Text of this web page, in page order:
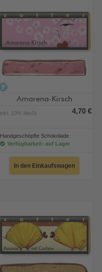
Amarena-Kirsch
inkl. 10% MwSt. 4,70 €
Handgeschöpfte Schokolade
Verfügbarkeit: auf Lager
In den Einkaufswagen